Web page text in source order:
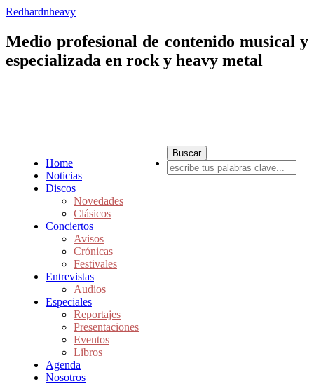
Redhardnheavy
Medio profesional de contenido musical y
especializada en rock y heavy metal
Home
Noticias
Discos
Novedades
Clásicos
Conciertos
Avisos
Crónicas
Festivales
Entrevistas
Audios
Especiales
Reportajes
Presentaciones
Eventos
Libros
Agenda
Nosotros